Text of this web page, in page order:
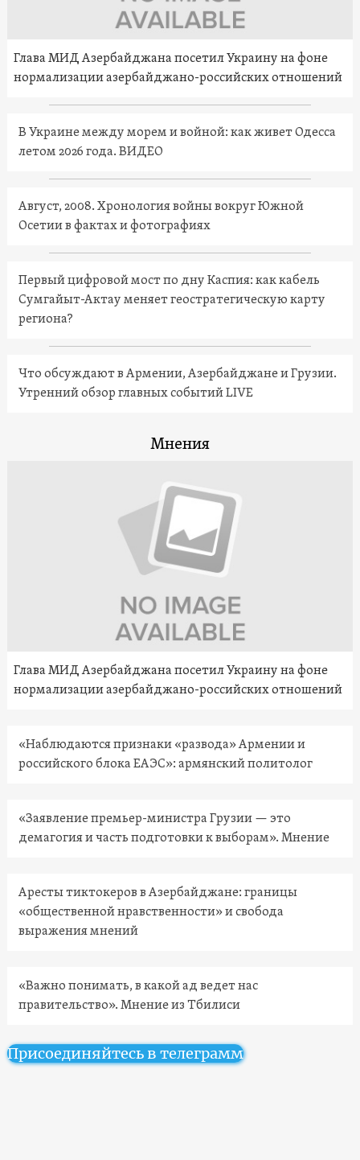
Глава МИД Азербайджана посетил Украину на фоне
нормализации азербайджано-российских отношений
В Украине между морем и войной: как живет Одесса
летом 2026 года. ВИДЕО
Август, 2008. Хронология войны вокруг Южной
Осетии в фактах и фотографиях
Первый цифровой мост по дну Каспия: как кабель
Сумгайыт-Актау меняет геостратегическую карту
региона?
Что обсуждают в Армении, Азербайджане и Грузии.
Утренний обзор главных событий LIVE
Мнения
Глава МИД Азербайджана посетил Украину на фоне
нормализации азербайджано-российских отношений
«Наблюдаются признаки «развода» Армении и
российского блока ЕАЭС»: армянский политолог
«Заявление премьер-министра Грузии — это
демагогия и часть подготовки к выборам». Мнение
Аресты тиктокеров в Азербайджане: границы
«общественной нравственности» и свобода
выражения мнений
«Важно понимать, в какой ад ведет нас
правительство». Мнение из Тбилиси
Присоединяйтесь в телеграмм